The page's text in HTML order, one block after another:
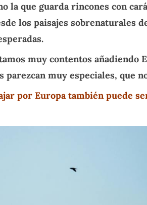
la que guarda rincones con
los paisajes sobrenaturales
muy contentos añadiendo
parezcan muy especiales, que
por Europa también puede